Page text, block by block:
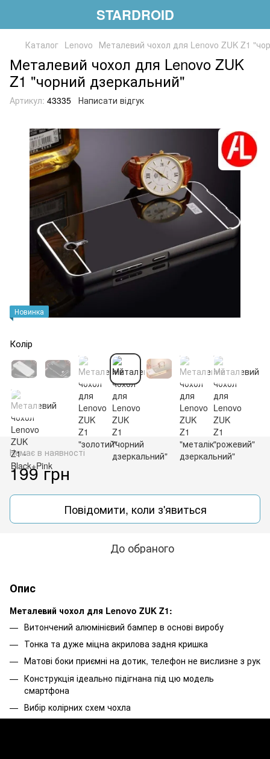
STARDROID
Каталог Lenovo Металевий чохол для Lenovo ZUK Z1
Металевий чохол для Lenovo ZUK
Z1 "чорний дзеркальний"
Артикул: 43335 Написати відгук
Новинка
Колір
Немає в наявності
199 грн
Повідомити, коли з'явиться
До обраного
Опис
Металевий чохол для Lenovo ZUK Z1:
Витончений алюмінієвий бампер в основі виробу
Тонка та дуже міцна акрилова задня кришка
Матові боки приємні на дотик, телефон не вислизне з рук
Конструкція ідеально підігнана під цю модель
смартфона
Вибір колірних схем чохла